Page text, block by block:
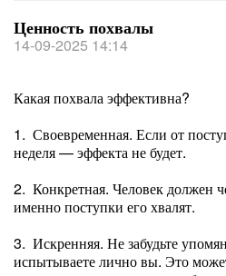
Ценность похвалы
14-09-2025 14:14
Какая похвала эффективна?
1. Своевременная. Если от
неделя — эффекта не будет.
2. Конкретная. Человек должен
именно поступки его хвалят.
3. Искренняя. Не забудьте
испытываете лично вы. Это